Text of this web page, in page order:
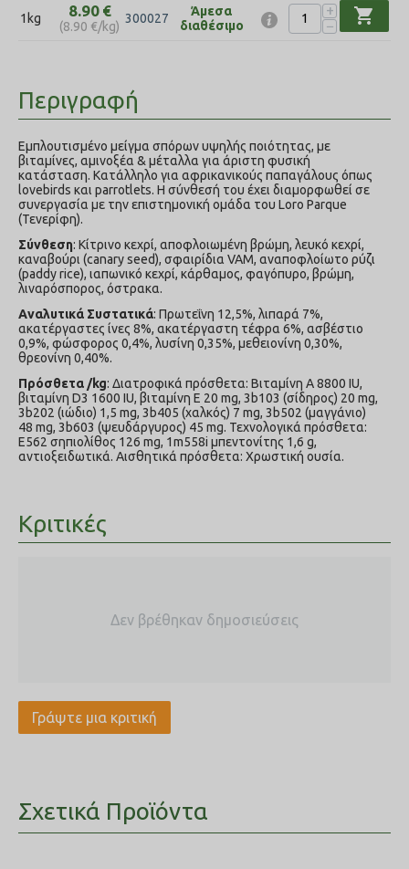
1kg 8.90 €
(8.90 €/kg)
300027
Άμεσα
διαθέσιμο
+
−
shopping_cart
Περιγραφή
Εμπλουτισμένο μείγμα σπόρων υψηλής ποιότητας, με
βιταμίνες, αμινοξέα & μέταλλα για άριστη φυσική
κατάσταση. Κατάλληλο για αφρικανικούς παπαγάλους όπως
lovebirds και parrotlets. Η σύνθεσή του έχει διαμορφωθεί σε
συνεργασία με την επιστημονική ομάδα του Loro Parque
(Τενερίφη).
Σύνθεση: Κίτρινο κεχρί, αποφλοιωμένη βρώμη, λευκό κεχρί,
καναβούρι (canary seed), σφαιρίδια VAM, αναποφλοίωτο ρύζι
(paddy rice), ιαπωνικό κεχρί, κάρθαμος, φαγόπυρο, βρώμη,
λιναρόσπορος, όστρακα.
Αναλυτικά Συστατικά: Πρωτεΐνη 12,5%, λιπαρά 7%,
ακατέργαστες ίνες 8%, ακατέργαστη τέφρα 6%, ασβέστιο
0,9%, φώσφορος 0,4%, λυσίνη 0,35%, μεθειονίνη 0,30%,
θρεονίνη 0,40%.
Πρόσθετα /kg: Διατροφικά πρόσθετα: Βιταμίνη A 8800 IU,
βιταμίνη D3 1600 IU, βιταμίνη E 20 mg, 3b103 (σίδηρος) 20 mg,
3b202 (ιώδιο) 1,5 mg, 3b405 (χαλκός) 7 mg, 3b502 (μαγγάνιο)
48 mg, 3b603 (ψευδάργυρος) 45 mg. Τεχνολογικά πρόσθετα:
E562 σηπιολίθος 126 mg, 1m558i μπεντονίτης 1,6 g,
αντιοξειδωτικά. Αισθητικά πρόσθετα: Χρωστική ουσία.
Κριτικές
Δεν βρέθηκαν δημοσιεύσεις
Γράψτε μια κριτική
Σχετικά Προϊόντα